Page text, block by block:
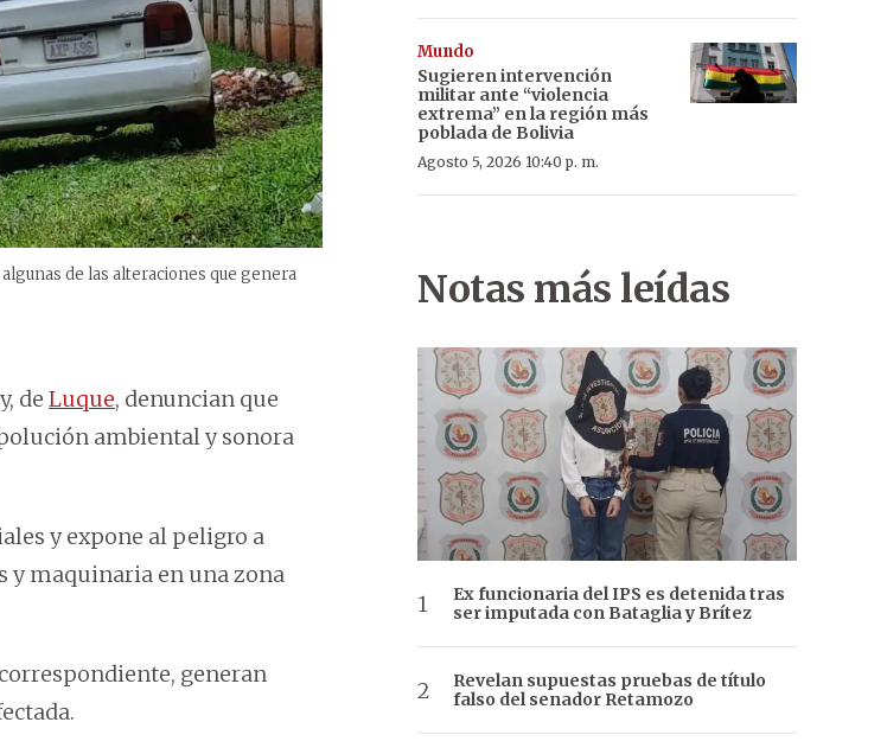
de las alteraciones que genera
de Luque, denuncian que
ambiental y sonora
y expone al peligro a
y maquinaria en una zona
generan
Mundo
Sugieren intervención
militar ante “violencia
extrema” en la región más
poblada de Bolivia
Agosto 5, 2026 10:40 p. m.
Notas más leídas
Ex funcionaria del IPS es detenida tras
ser imputada con Bataglia y Brítez
Revelan supuestas pruebas de título
falso del senador Retamozo